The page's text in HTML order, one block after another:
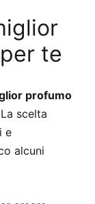
te
profumo
scelta
e
alcuni